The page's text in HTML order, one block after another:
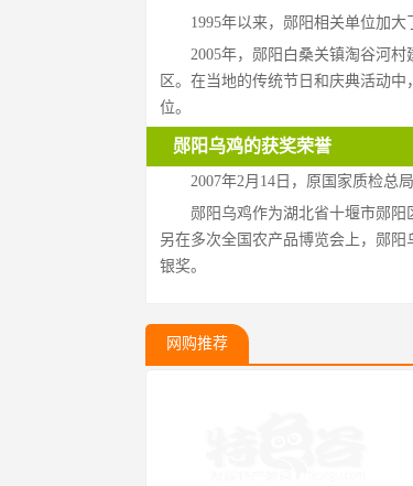
1995年以来，郧阳相关单位加大
2005年，郧阳白桑关镇淘谷河
区。在当地的传统节日和庆典活动
位。
郧阳乌鸡的获奖荣誉
2007年2月14日，原国家质检总
郧阳乌鸡作为湖北省十堰市郧阳
另在多次全国农产品博览会上，郧
银奖。
网购推荐